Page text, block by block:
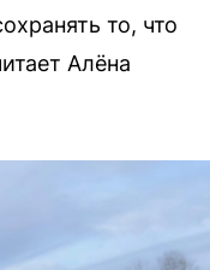
то, что
Алёна